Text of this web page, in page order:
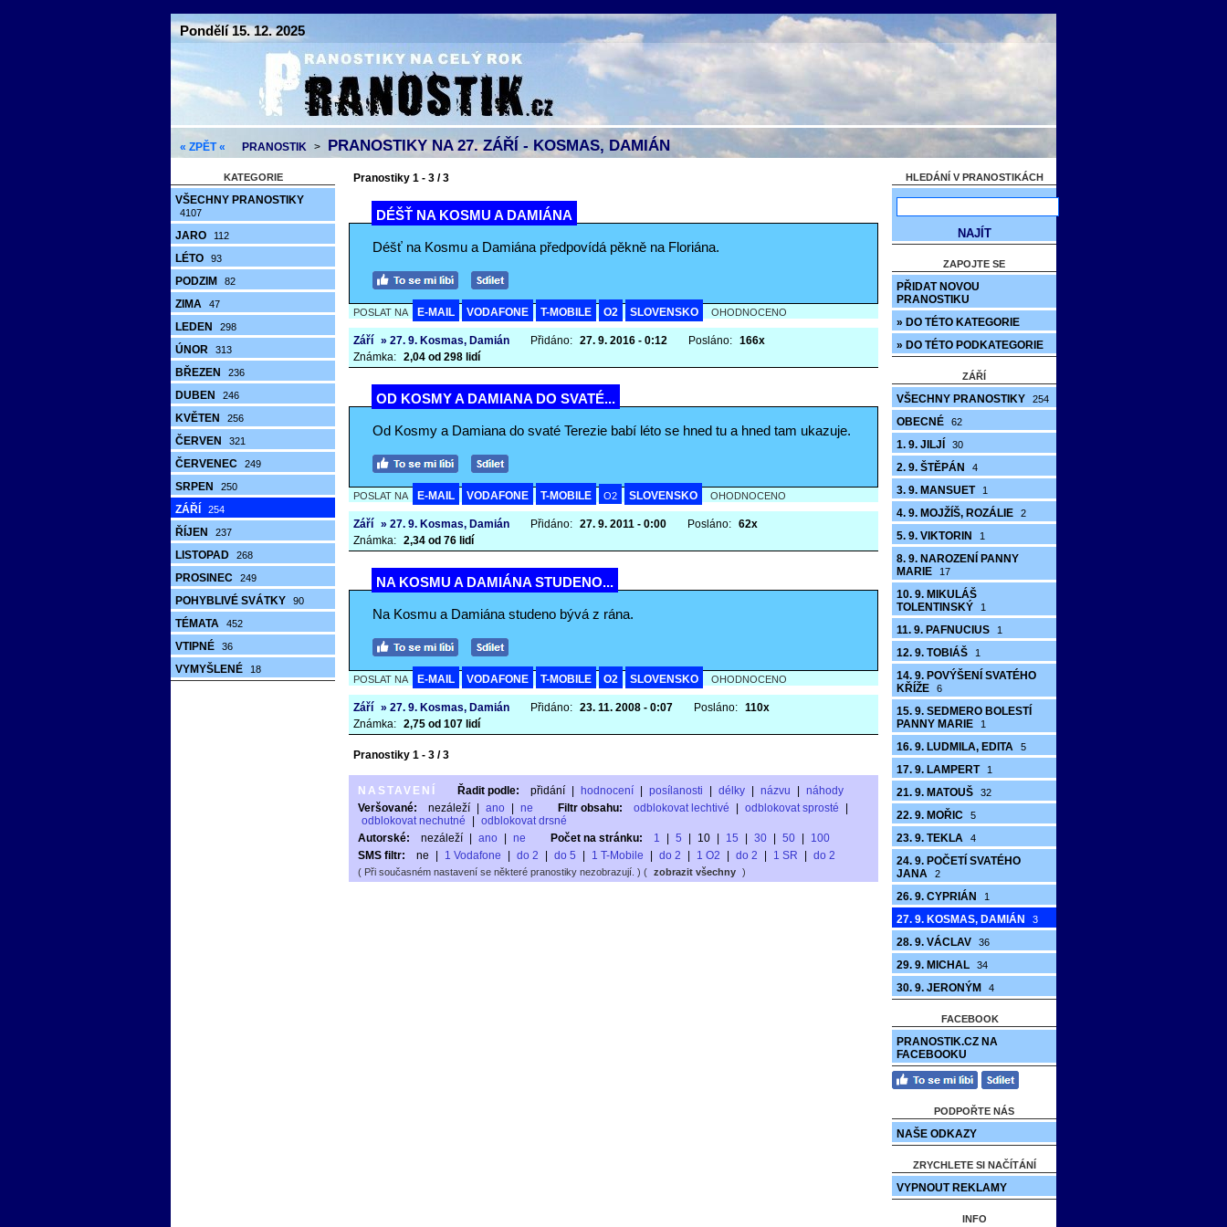
Pondělí 15. 12. 2025
« ZPĚT « PRANOSTIK > PRANOSTIKY NA 27. ZÁŘÍ - KOSMAS, DAMIÁN
KATEGORIE
VŠECHNY PRANOSTIKY
4107
JARO 112
LÉTO 93
PODZIM 82
ZIMA 47
LEDEN 298
ÚNOR 313
BŘEZEN 236
DUBEN 246
KVĚTEN 256
ČERVEN 321
ČERVENEC 249
SRPEN 250
ZÁŘÍ 254
ŘÍJEN 237
LISTOPAD 268
PROSINEC 249
POHYBLIVÉ SVÁTKY 90
TÉMATA 452
VTIPNÉ 36
VYMYŠLENÉ 18
Pranostiky 1 - 3 / 3
DÉŠŤ NA KOSMU A DAMIÁNA
Déšť na Kosmu a Damiána předpovídá pěkně na Floriána.
POSLAT NA E-MAIL VODAFONE T-MOBILE O2 SLOVENSKO OHODNOCENO
Září » 27. 9. Kosmas, Damián Přidáno: 27. 9. 2016 - 0:12 Posláno: 166x
Známka: 2,04 od 298 lidí
OD KOSMY A DAMIANA DO SVATÉ...
Od Kosmy a Damiana do svaté Terezie babí léto se hned tu a hned tam ukazuje.
POSLAT NA E-MAIL VODAFONE T-MOBILE O2 SLOVENSKO OHODNOCENO
Září » 27. 9. Kosmas, Damián Přidáno: 27. 9. 2011 - 0:00 Posláno: 62x
Známka: 2,34 od 76 lidí
NA KOSMU A DAMIÁNA STUDENO...
Na Kosmu a Damiána studeno bývá z rána.
POSLAT NA E-MAIL VODAFONE T-MOBILE O2 SLOVENSKO OHODNOCENO
Září » 27. 9. Kosmas, Damián Přidáno: 23. 11. 2008 - 0:07 Posláno: 110x
Známka: 2,75 od 107 lidí
Pranostiky 1 - 3 / 3
NASTAVENÍ Řadit podle: přidání hodnocení posílanosti délky názvu
náhody
Veršované:
nezáleží ano ne Filtr obsahu: odblokovat lechtivé odblokovat sprosté
odblokovat nechutné
odblokovat drsné
Autorské:
nezáleží ano ne Počet na stránku: 1 5 10 15 30 50
100
SMS filtr:
ne 1 Vodafone do 2 do 5 1 T-Mobile do 2 1 O2 do 2 1 SR do 2
( Při současném nastavení se některé pranostiky nezobrazují. ) ( zobrazit všechny )
HLEDÁNÍ V PRANOSTIKÁCH
ZAPOJTE SE
PŘIDAT NOVOU
PRANOSTIKU
» DO TÉTO KATEGORIE
» DO TÉTO PODKATEGORIE
ZÁŘÍ
VŠECHNY PRANOSTIKY 254
OBECNÉ 62
1. 9. JILJÍ 30
2. 9. ŠTĚPÁN 4
3. 9. MANSUET 1
4. 9. MOJŽÍŠ, ROZÁLIE 2
5. 9. VIKTORIN 1
8. 9. NAROZENÍ PANNY
MARIE
17
10. 9. MIKULÁŠ
TOLENTINSKÝ
1
11. 9. PAFNUCIUS 1
12. 9. TOBIÁŠ 1
14. 9. POVÝŠENÍ SVATÉHO
KŘÍŽE
6
15. 9. SEDMERO BOLESTÍ
PANNY MARIE
1
16. 9. LUDMILA, EDITA 5
17. 9. LAMPERT 1
21. 9. MATOUŠ 32
22. 9. MOŘIC 5
23. 9. TEKLA 4
24. 9. POČETÍ SVATÉHO
JANA
2
26. 9. CYPRIÁN 1
27. 9. KOSMAS, DAMIÁN 3
28. 9. VÁCLAV 36
29. 9. MICHAL 34
30. 9. JERONÝM 4
FACEBOOK
PRANOSTIK.CZ NA
FACEBOOKU
PODPOŘTE NÁS
NAŠE ODKAZY
ZRYCHLETE SI NAČÍTÁNÍ
VYPNOUT REKLAMY
INFO